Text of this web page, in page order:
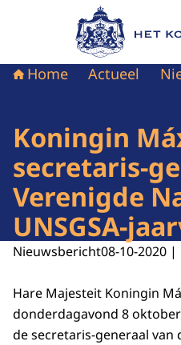
Naar de
Home Actueel
Koningin
secretaris-
Verenigde
UNSGSA-
Nieuwsbericht08-10-2020 |
Hare Majesteit Koningin
donderdagavond 8
de secretaris-generaal van